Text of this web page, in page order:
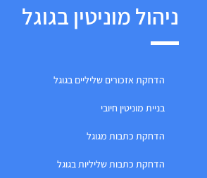
ניהול מוניטין בגוגל
הדחקת אזכורים שליליים בגוגל
בניית מוניטין חיובי
הדחקת כתבות מגוגל
הדחקת כתבות שליליות בגוגל